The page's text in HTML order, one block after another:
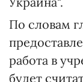
По словам
работа в
будет